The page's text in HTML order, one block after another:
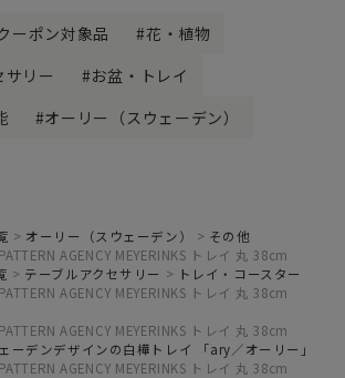
ーポン対象品
花・植物
サリー
お盆・トレイ
オーリー（スウェーデン）
オーリー（スウェーデン）
その他
AGENCY MEYERINKS トレイ 丸 38cm
テーブルアクセサリー
トレイ・コースター
AGENCY MEYERINKS トレイ 丸 38cm
AGENCY MEYERINKS トレイ 丸 38cm
ーデンデザインの白樺トレイ 「ary／オーリー」
AGENCY MEYERINKS トレイ 丸 38cm